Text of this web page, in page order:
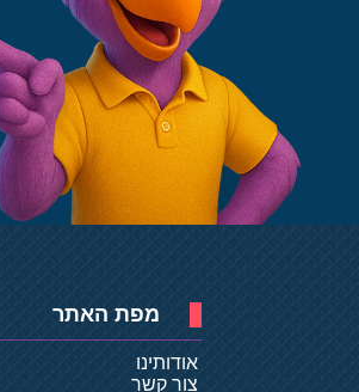
מפת האתר
אודותינו
צור קשר